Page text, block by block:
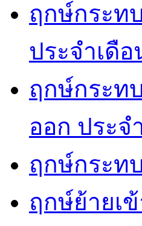
ฤกษ์กระท
ประจำเดื
ฤกษ์กระท
ออก ประจ
ฤกษ์กระท
ฤกษ์ย้ายเ